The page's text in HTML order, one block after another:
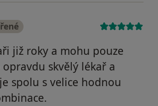
již roky a mohu pouze
skvělý lékař a
spolu s velice hodnou